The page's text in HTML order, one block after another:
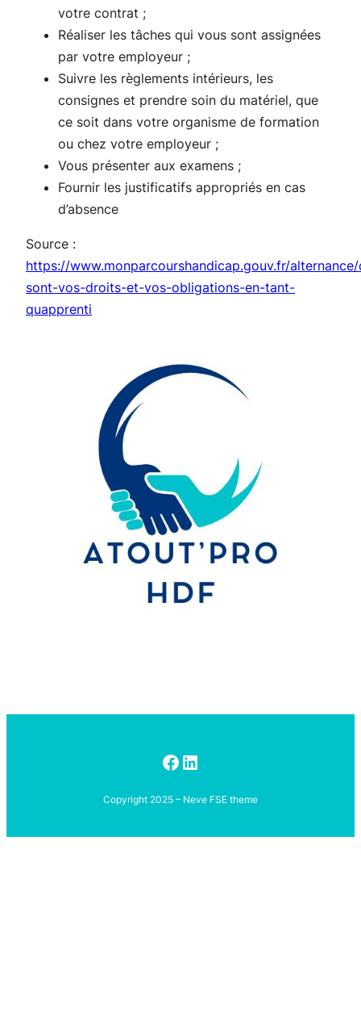
votre contrat ;
Réaliser les tâches qui vous sont assignées
par votre employeur ;
Suivre les règlements intérieurs, les
consignes et prendre soin du matériel, que
ce soit dans votre organisme de formation
ou chez votre employeur ;
Vous présenter aux examens ;
Fournir les justificatifs appropriés en cas
d’absence
Source :
https://www.monparcourshandicap.gouv.fr/
sont-vos-droits-et-vos-obligations-en-tant-
quapprenti
Facebook
LinkedIn
Copyright 2025 – Neve FSE theme